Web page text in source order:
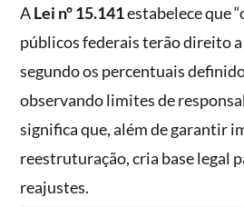
ALei nº 15.141estabelece que
públicos federais terão direito
segundo os percentuais
observando limites de
significa que, além de garantir
reestruturação, cria base legal
reajustes.